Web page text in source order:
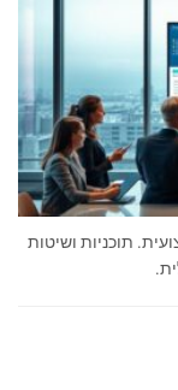
תוכניות ושיטות